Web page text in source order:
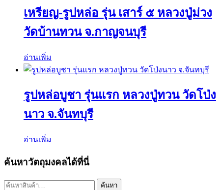
เหรียญ-รูปหล่อ รุ่น เสาร์ ๕ หลวงปู่ม่วง
วัดบ้านทวน จ.กาญจนบุรี
อ่านเพิ่ม
รูปหล่อบูชา รุ่นแรก หลวงปู่ทวน วัดโป่ง
นาว จ.จันทบุรี
อ่านเพิ่ม
ค้นหาวัตถุมงคลได้ที่นี่
ค้นหา: ค้นหา